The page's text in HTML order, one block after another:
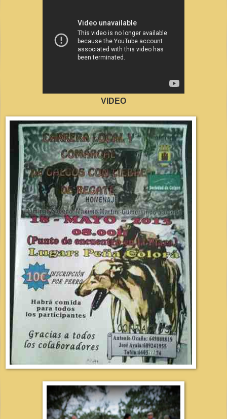
VIDEO